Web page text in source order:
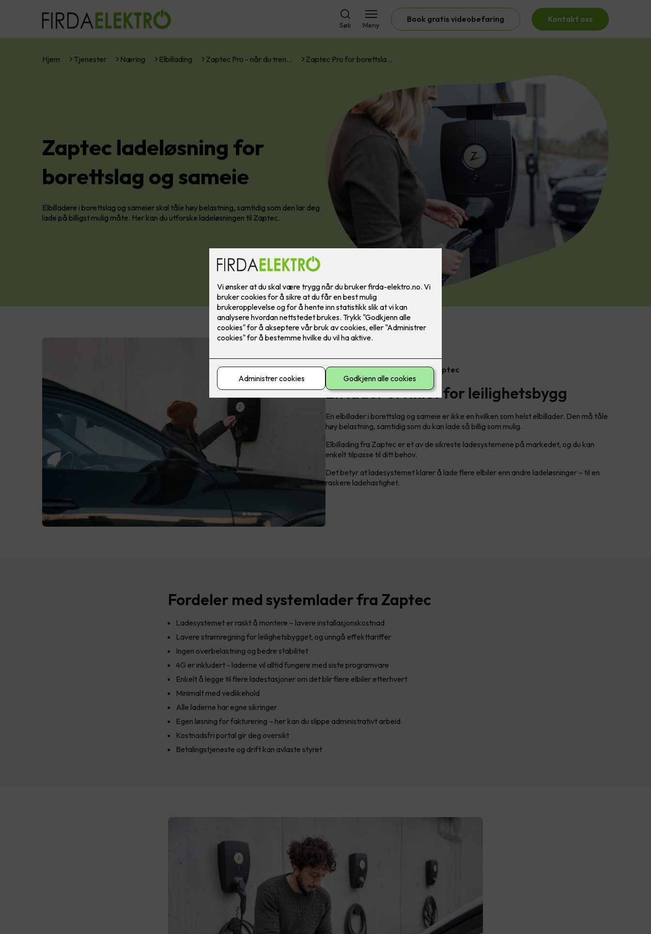
Søk Meny
Book gratis videobefaring Kontakt oss
Hjem Tjenester Næring Elbillading Zaptec Pro - når du tren… Zaptec Pro for borettsla…
Zaptec ladeløsning for
borettslag og sameie
Elbilladere i borettslag og sameier skal tåle høy belastning, samtidig som den lar deg
lade på billigst mulig måte. Her kan du utforske ladeløsningen til Zaptec.
Utnytt strømmen smart med Zaptec
En lader utviklet for leilighetsbygg
En elbillader i borettslag og sameie er ikke en hvilken som helst elbillader. Den må tåle
høy belastning, samtidig som du kan lade så billig som mulig.
Elbillading fra Zaptec er et av de sikreste ladesystemene på markedet, og du kan
enkelt tilpasse til ditt behov.
Det betyr at ladesystemet klarer å lade flere elbiler enn andre ladeløsninger – til en
raskere ladehastighet.
Fordeler med systemlader fra Zaptec
Ladesystemet er raskt å montere – lavere installasjonskostnad
Lavere strømregning for leilighetsbygget, og unngå effekttariffer
Ingen overbelastning og bedre stabilitet
4G er inkludert - laderne vil alltid fungere med siste programvare
Enkelt å legge til flere ladestasjoner om det blir flere elbiler etterhvert
Minimalt med vedlikehold
Alle laderne har egne sikringer
Egen løsning for fakturering – her kan du slippe administrativt arbeid
Kostnadsfri portal gir deg oversikt
Betalingstjeneste og drift kan avlaste styret